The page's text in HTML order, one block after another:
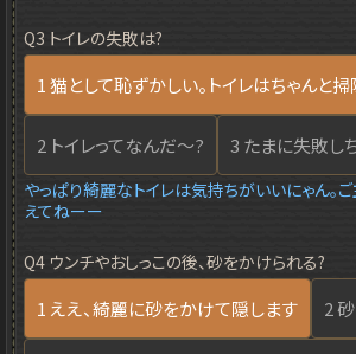
Q3 トイレの失敗は?
1 猫として恥ずかしい。トイレはちゃんと
2 トイレってなんだ～? 3 たまに失敗し
やっぱり綺麗なトイレは気持ちがいいにゃん。
えてねーー
Q4 ウンチやおしっこの後、砂をかけられる?
1 ええ、綺麗に砂をかけて隠します 2